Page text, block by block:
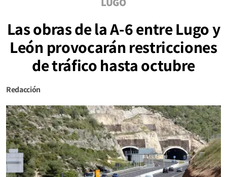
Las obras de la A-6 entre Lugo y
León provocarán restricciones
de tráfico hasta octubre
Redacción